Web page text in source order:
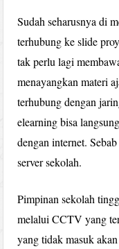
Sudah seharusnya di
terhubung ke slide
tak perlu lagi
menayangkan materi
terhubung dengan
elearning bisa
dengan internet.
server sekolah.
Pimpinan sekolah
melalui CCTV yang
yang tidak masuk